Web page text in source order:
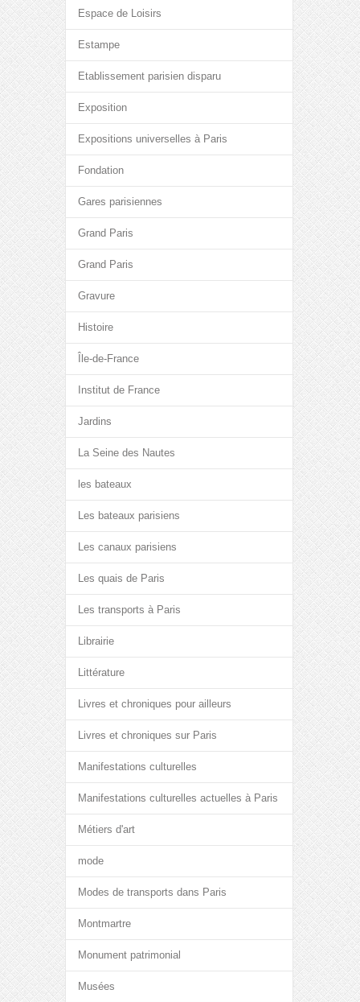
Espace de Loisirs
Estampe
Etablissement parisien disparu
Exposition
Expositions universelles à Paris
Fondation
Gares parisiennes
Grand Paris
Grand Paris
Gravure
Histoire
Île-de-France
Institut de France
Jardins
La Seine des Nautes
les bateaux
Les bateaux parisiens
Les canaux parisiens
Les quais de Paris
Les transports à Paris
Librairie
Littérature
Livres et chroniques pour ailleurs
Livres et chroniques sur Paris
Manifestations culturelles
Manifestations culturelles actuelles à Paris
Métiers d'art
mode
Modes de transports dans Paris
Montmartre
Monument patrimonial
Musées